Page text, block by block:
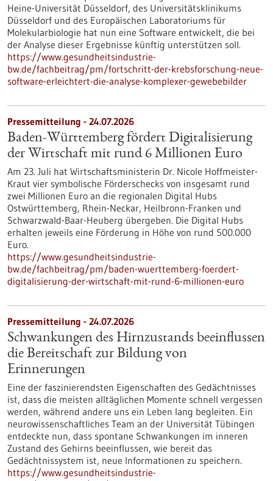
Heine-Universität Düsseldorf, des Universitätsklinikums
Düsseldorf und des Europäischen Laboratoriums für
Molekularbiologie hat nun eine Software entwickelt, die bei
der Analyse dieser Ergebnisse künftig unterstützen soll.
https://www.gesundheitsindustrie-
bw.de/fachbeitrag/pm/fortschritt-der-krebsforschung-neue-
software-erleichtert-die-analyse-komplexer-gewebebilder
Pressemitteilung - 24.07.2026
Baden-Württemberg fördert Digitalisierung
der Wirtschaft mit rund 6 Millionen Euro
Am 23. Juli hat Wirtschaftsministerin Dr. Nicole Hoffmeister-
Kraut vier symbolische Förderschecks von insgesamt rund
zwei Millionen Euro an die regionalen Digital Hubs
Ostwürttemberg, Rhein-Neckar, Heilbronn-Franken und
Schwarzwald-Baar-Heuberg übergeben. Die Digital Hubs
erhalten jeweils eine Förderung in Höhe von rund 500.000
Euro.
https://www.gesundheitsindustrie-
bw.de/fachbeitrag/pm/baden-wuerttemberg-foerdert-
digitalisierung-der-wirtschaft-mit-rund-6-millionen-euro
Pressemitteilung - 24.07.2026
Schwankungen des Hirnzustands beeinflussen
die Bereitschaft zur Bildung von
Erinnerungen
Eine der faszinierendsten Eigenschaften des Gedächtnisses
ist, dass die meisten alltäglichen Momente schnell vergessen
werden, während andere uns ein Leben lang begleiten. Ein
neurowissenschaftliches Team an der Universität Tübingen
entdeckte nun, dass spontane Schwankungen im inneren
Zustand des Gehirns beeinflussen, wie bereit das
Gedächtnissystem ist, neue Informationen zu speichern.
https://www.gesundheitsindustrie-